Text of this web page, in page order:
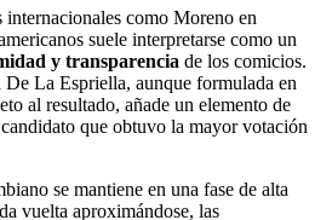
como Moreno en
suele interpretarse como un
y transparencia de los comicios.
La Espriella, aunque formulada en
al resultado, añade un elemento de
que obtuvo la mayor votación
se mantiene en una fase de alta
vuelta aproximándose, las